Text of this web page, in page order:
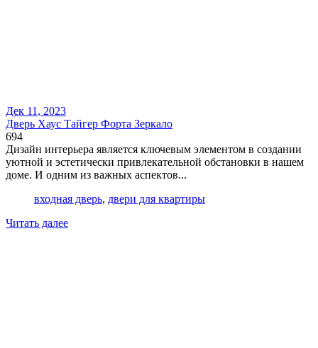
Дек 11, 2023
Дверь Хаус Тайгер Форта Зеркало
694
Дизайн интерьера является ключевым элементом в создании
уютной и эстетически привлекательной обстановки в нашем
доме. И одним из важных аспектов...
входная дверь, двери для квартиры
Читать далее